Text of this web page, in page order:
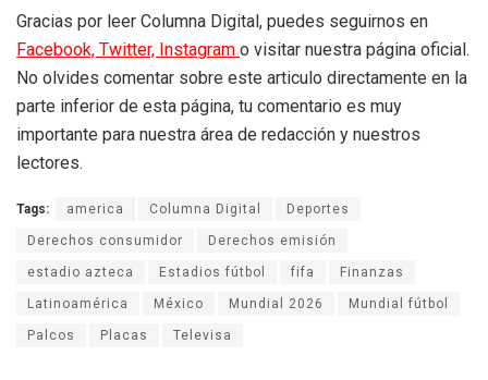
Gracias por leer Columna Digital, puedes seguirnos en
Facebook, Twitter, Instagram o visitar nuestra página oficial.
No olvides comentar sobre este articulo directamente en la
parte inferior de esta página, tu comentario es muy
importante para nuestra área de redacción y nuestros
lectores.
Tags: america Columna Digital Deportes
Derechos consumidor Derechos emisión
estadio azteca Estadios fútbol fifa Finanzas
Latinoamérica México Mundial 2026 Mundial fútbol
Palcos Placas Televisa